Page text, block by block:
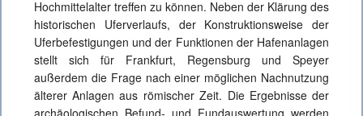
Hochmittelalter treffen zu können. Neben der Klärung des
historischen Uferverlaufs, der Konstruktionsweise der
Uferbefestigungen und der Funktionen der Hafenanlagen
stellt sich für Frankfurt, Regensburg und Speyer
außerdem die Frage nach einer möglichen Nachnutzung
älterer Anlagen aus römischer Zeit. Die Ergebnisse der
archäologischen Befund- und Fundauswertung werden